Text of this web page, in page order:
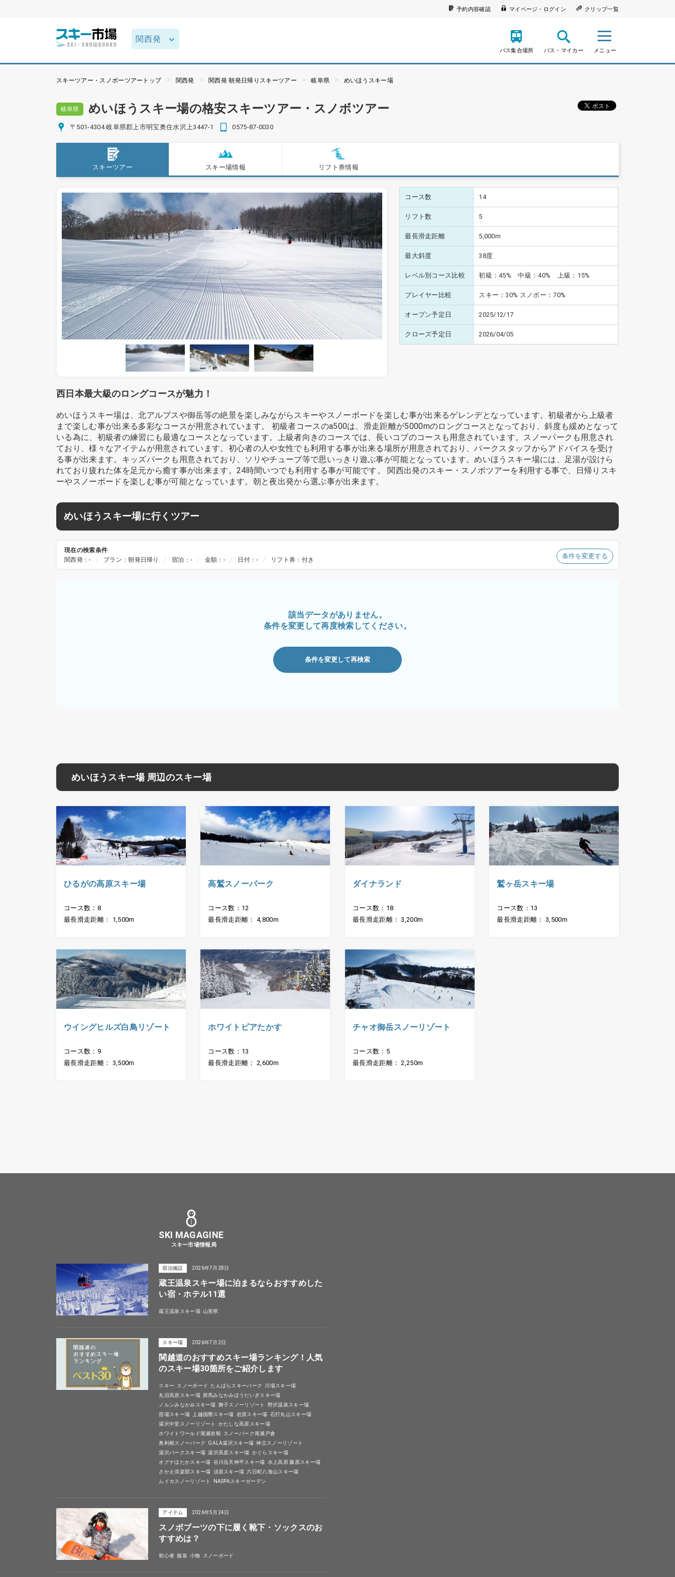
予約内容確認 マイページ・ログイン クリップ一覧
バス集合場所 バス・マイカー メニュー
スキーツアー・スノボーツアートップ 関西発 関西発 朝発日帰りスキーツアー 岐阜県 めいほうスキー場
岐阜県 めいほうスキー場の格安スキーツアー・スノボツアー
〒501-4304 岐阜県郡上市明宝奥住水沢上3447-1 0575-87-0030
スキーツアー スキー場情報 リフト券情報
コース数 14
リフト数 5
最長滑走距離 5,000m
最大斜度 38度
レベル別コース比較 初級：45% 中級：40% 上級：15%
プレイヤー比較 スキー：30% スノボー：70%
オープン予定日 2025/12/17
クローズ予定日 2026/04/05
西日本最大級のロングコースが魅力！
めいほうスキー場は、北アルプスや御岳等の絶景を楽しみながらスキーやスノーボードを楽しむ事が出来るゲレンデとなっています。初級者から上級者
まで楽しむ事が出来る多彩なコースが用意されています。 初級者コースのa500は、滑走距離が5000mのロングコースとなっており、斜度も緩めとなって
いる為に、初級者の練習にも最適なコースとなっています。上級者向きのコースでは、長いコブのコースも用意されています。スノーパークも用意され
ており、様々なアイテムが用意されています。初心者の人や女性でも利用する事が出来る場所が用意されており、パークスタッフからアドバイスを受け
る事が出来ます。キッズパークも用意されており、ソリやチューブ等で思いっきり遊ぶ事が可能となっています。めいほうスキー場には、足湯が設けら
れており疲れた体を足元から癒す事が出来ます。24時間いつでも利用する事が可能です。 関西出発のスキー・スノボツアーを利用する事で、日帰りスキ
ーやスノーボードを楽しむ事が可能となっています。朝と夜出発から選ぶ事が出来ます。
めいほうスキー場に行くツアー
現在の検索条件
関西発：-
プラン：朝発日帰り 宿泊：- 金額：- 日付：- リフト券：付き 条件を変更する
該当データがありません。
条件を変更して再度検索してください。
条件を変更して再検索
めいほうスキー場 周辺のスキー場
ひるがの高原スキー場
コース数：8
最長滑走距離： 1,500m
高鷲スノーパーク
コース数：12
最長滑走距離： 4,800m
ダイナランド
コース数：18
最長滑走距離： 3,200m
鷲ヶ岳スキー場
コース数：13
最長滑走距離： 3,500m
ウイングヒルズ白鳥リゾート
コース数：9
最長滑走距離： 3,500m
ホワイトピアたかす
コース数：13
最長滑走距離： 2,600m
チャオ御岳スノーリゾート
コース数：5
最長滑走距離： 2,250m
SKI MAGAGINE
スキー市場情報局
宿泊施設 2026年7月28日
蔵王温泉スキー場に泊まるならおすすめした
い宿・ホテル11選
蔵王温泉スキー場 山形県
スキー場 2026年7月2日
関越道のおすすめスキー場ランキング！人気
のスキー場30箇所をご紹介します
スキー スノーボード たんばらスキーパーク
川場スキー場
丸沼高原スキー場 群馬みなかみほうだいぎスキー場
ノルンみなかみスキー場 舞子スノーリゾート
野沢温泉スキー場
苗場スキー場
上越国際スキー場 岩原スキー場 石打丸山スキー場
湯沢中里スノーリゾート
かたしな高原スキー場
ホワイトワールド尾瀬岩鞍 スノーパーク尾瀬戸倉
奥利根スノーパーク
GALA湯沢スキー場 神立スノーリゾート
湯沢パークスキー場 湯沢高原スキー場 かぐらスキー場
オグナほたかスキー場 谷川岳天神平スキー場 水上高原 藤原スキー場
さかえ倶楽部スキー場 須原スキー場 六日町八海山スキー場
ムイカスノーリゾート
NASPAスキーガーデン
アイテム 2026年5月24日
スノボブーツの下に履く靴下・ソックスのお
すすめは？
初心者 服装 小物 スノーボード